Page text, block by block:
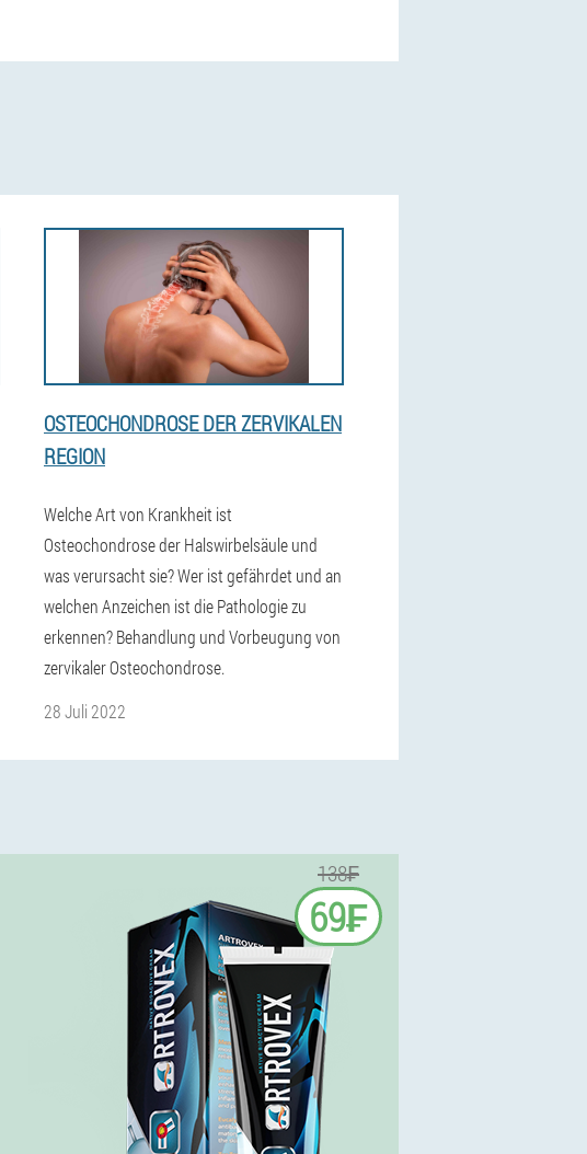
OSTEOCHONDROSE DER ZERVIKALEN
REGION
Welche Art von Krankheit ist
Osteochondrose der Halswirbelsäule und
was verursacht sie? Wer ist gefährdet und an
welchen Anzeichen ist die Pathologie zu
erkennen? Behandlung und Vorbeugung von
zervikaler Osteochondrose.
28 Juli 2022
138₣
69₣